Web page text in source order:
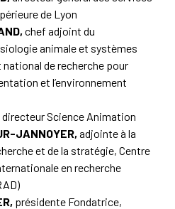
de Lyon
chef adjoint du
animale et systèmes
national de recherche pour
et l’environnement
directeur Science Animation
JANNOYER, adjointe à la
et de la stratégie, Centre
en recherche
présidente Fondatrice,